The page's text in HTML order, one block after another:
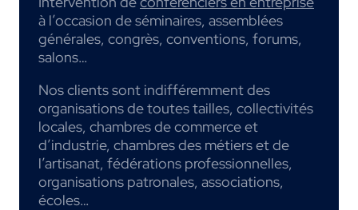
à l’occasion de séminaires, assemblées
générales, congrès, conventions, forums,
salons…
Nos clients sont indifféremment des
organisations de toutes tailles, collectivités
locales, chambres de commerce et
d’industrie, chambres des métiers et de
l’artisanat, fédérations professionnelles,
organisations patronales, associations,
écoles…